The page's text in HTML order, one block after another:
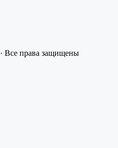
· Все права защищены